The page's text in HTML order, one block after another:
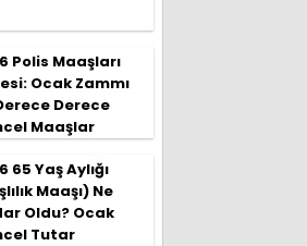
Polis Maaşları
Ocak Zammı
Derece
Maaşlar
65 Yaş Aylığı
Maaşı) Ne
Oldu? Ocak
Tutar